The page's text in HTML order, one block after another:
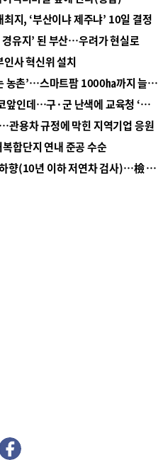
지, ‘부산이냐 제주냐’ 10일 결정
유지’ 된 부산…우려가 현실로
사 혁신위 설치
■ 경남 농정 비전 ‘잘 사는 농촌’…스마트팜 1000㏊까지 늘린다
■ 교육혁신선도지 공모 코앞인데…구·군 난색에 교육청 ‘쩔쩔’
용차 규정에 막힌 지역기업 응원
합단지 연내 준공 수순
■ 검사 신분 버리고 직급하향(10년 이하 저연차 검사)…檢 중수청행 기피